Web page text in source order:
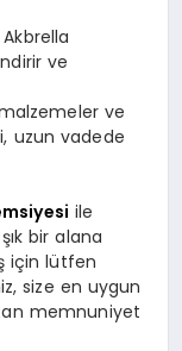
ve
ve
uzun vadede
ile
bir alana
için lütfen
size en uygun
memnuniyet